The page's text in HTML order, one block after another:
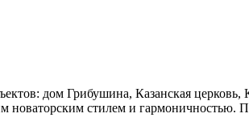
дом Грибушина, Казанская церковь,
стилем и гармоничностью.